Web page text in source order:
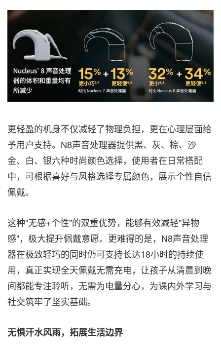
更轻盈的机身不仅减轻了物理负担，更在心理层面给
予用户支持。N8声音处理器提供黑、灰、棕、沙
金、白、银六种时尚颜色选择，使用者在日常搭配
中，可根据喜好与风格选择专属颜色，展示个性自信
佩戴。
这种"无感+个性"的双重优势，能够有效减轻"异物
感"，极大提升佩戴意愿。更难得的是，N8声音处理
器在极致轻巧的同时仍可支持长达18小时的持续使
用，真正实现全天佩戴无需充电，让孩子从清晨到晚
间都能专注聆听，无需为电量分心，为课内外学习与
社交筑牢了坚实基础。
无惧汗水风雨，拓展生活边界